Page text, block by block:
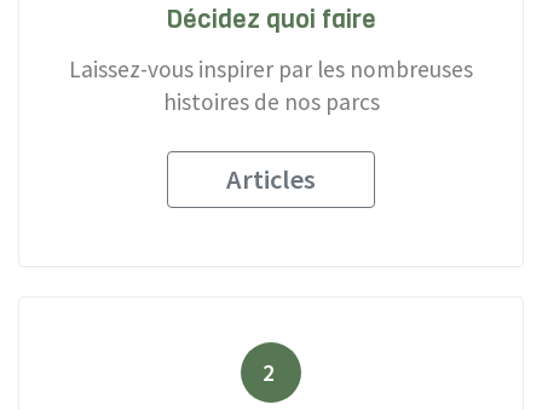
Décidez quoi faire
Laissez-vous inspirer par les nombreuses
histoires de nos parcs
Articles
2